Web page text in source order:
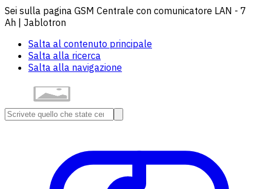
Sei sulla pagina GSM Centrale con comunicatore LAN - 7
Ah | Jablotron
Salta al contenuto principale
Salta alla ricerca
Salta alla navigazione